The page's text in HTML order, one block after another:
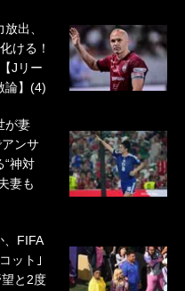
出、
ける！
Jリー
論】(4)
が妻
ンサ
“神対
妻も
、FIFA
ット｣
と2度